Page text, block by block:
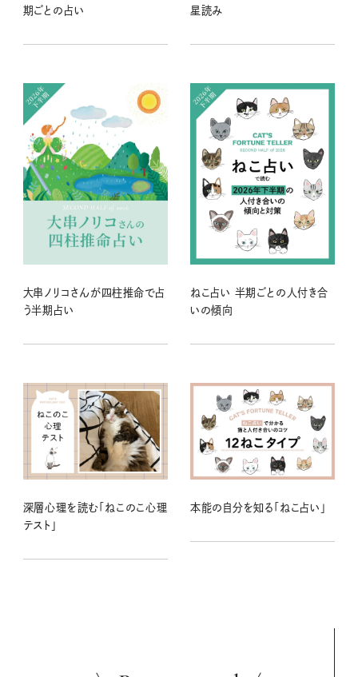
期ごとの占い
星読み
大串ノリコさんが四柱推命で占
う半期占い
ねこ占い 半期ごとの人付き合
いの傾向
深層心理を読む「ねこのこ心理
テスト」
本能の自分を知る「ねこ占い」